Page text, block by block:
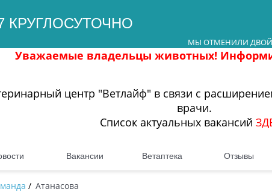
КРУГЛОСУТОЧНО
МЫ ОТМЕНИЛИ
владельцы животных!
центр "Ветлайф" в связи с
врачи.
Список актуальных вакансий
Вакансии Ветаптека Отзывы
/Атанасова